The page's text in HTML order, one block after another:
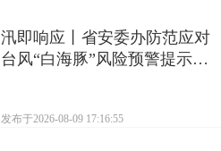
汛即响应丨省安委办防范应对
台风“白海豚”风险预警提示
发布于2026-08-09 17:16:55